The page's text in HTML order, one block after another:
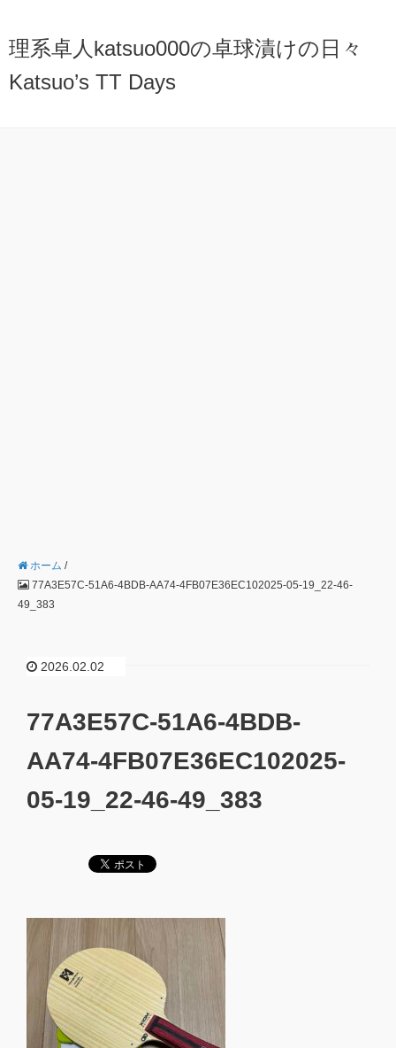
理系卓人katsuo000の卓球漬けの日々
Katsuo’s TT Days
ホーム /
77A3E57C-51A6-4BDB-AA74-4FB07E36EC102025-05-19_22-46-
49_383
2026.02.02
77A3E57C-51A6-4BDB-
AA74-4FB07E36EC102025-
05-19_22-46-49_383